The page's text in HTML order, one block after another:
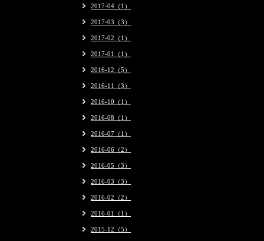
2017-04（1）
2017-03（3）
2017-02（1）
2017-01（1）
2016-12（5）
2016-11（3）
2016-10（1）
2016-08（1）
2016-07（1）
2016-06（2）
2016-05（3）
2016-03（3）
2016-02（2）
2016-01（1）
2015-12（5）